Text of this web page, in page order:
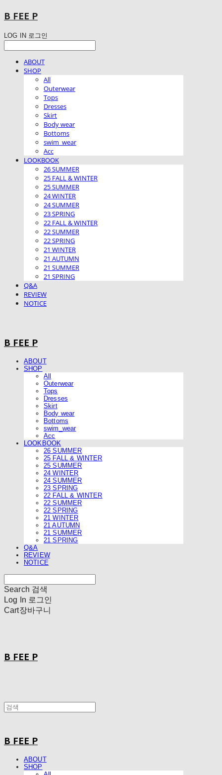
B FEE P
LOG IN 로그인
ABOUT
SHOP
All
Outerwear
Tops
Dresses
Skirt
Body wear
Bottoms
swim_wear
Acc
LOOKBOOK
26 SUMMER
25 FALL & WINTER
25 SUMMER
24 WINTER
24 SUMMER
23 SPRING
22 FALL & WINTER
22 SUMMER
22 SPRING
21 WINTER
21 AUTUMN
21 SUMMER
21 SPRING
Q&A
REVIEW
NOTICE
B FEE P
ABOUT
SHOP
All
Outerwear
Tops
Dresses
Skirt
Body wear
Bottoms
swim_wear
Acc
LOOKBOOK
26 SUMMER
25 FALL & WINTER
25 SUMMER
24 WINTER
24 SUMMER
23 SPRING
22 FALL & WINTER
22 SUMMER
22 SPRING
21 WINTER
21 AUTUMN
21 SUMMER
21 SPRING
Q&A
REVIEW
NOTICE
Search 검색
Log In 로그인
Cart장바구니
B FEE P
B FEE P
ABOUT
SHOP